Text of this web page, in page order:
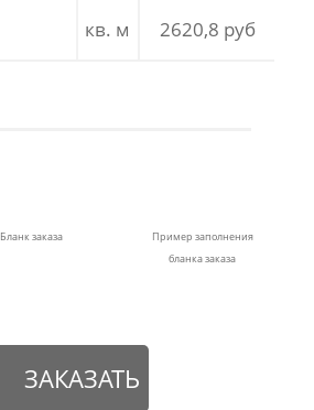
кв. м 2620,8 руб
Бланк заказа
Пример заполнения
бланка заказа
ЗАКАЗАТЬ